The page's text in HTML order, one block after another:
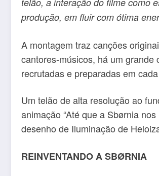
produção, em fluir com ótima
A montagem traz canções
cantores-músicos, há um
recrutadas e preparadas em
Um telão de alta resolução ao
animação “Até que a Sbørnia
desenho de Iluminação de
REINVENTANDO A SBØRNIA